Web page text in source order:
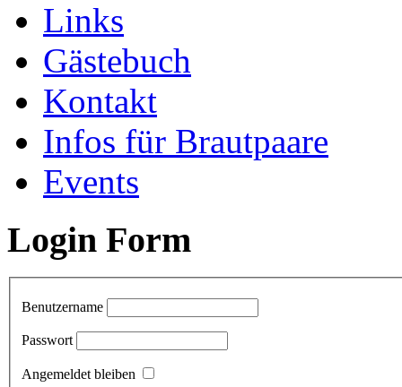
Links
Gästebuch
Kontakt
Infos für Brautpaare
Events
Login Form
Benutzername
Passwort
Angemeldet bleiben